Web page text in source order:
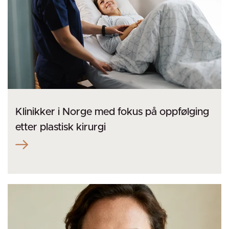
Klinikker i Norge med fokus på oppfølging
etter plastisk kirurgi